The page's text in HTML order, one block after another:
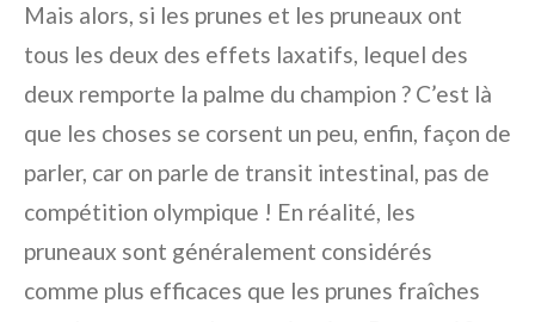
Mais alors, si les prunes et les pruneaux ont
tous les deux des effets laxatifs, lequel des
deux remporte la palme du champion ? C’est là
que les choses se corsent un peu, enfin, façon de
parler, car on parle de transit intestinal, pas de
compétition olympique ! En réalité, les
pruneaux sont généralement considérés
comme plus efficaces que les prunes fraîches